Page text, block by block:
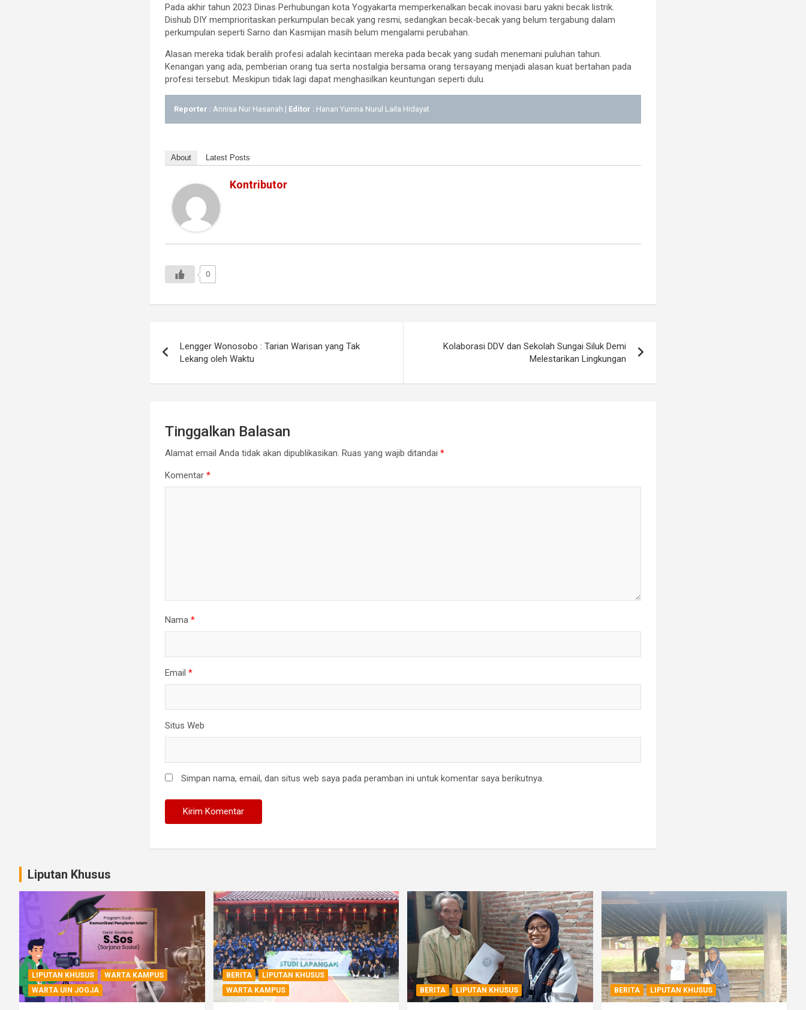
Pada akhir tahun 2023 Dinas Perhubungan kota Yogyakarta memperkenalkan becak inovasi baru yakni becak listrik.
Dishub DIY memprioritaskan perkumpulan becak yang resmi, sedangkan becak-becak yang belum tergabung dalam
perkumpulan seperti Sarno dan Kasmijan masih belum mengalami perubahan.
Alasan mereka tidak beralih profesi adalah kecintaan mereka pada becak yang sudah menemani puluhan tahun.
Kenangan yang ada, pemberian orang tua serta nostalgia bersama orang tersayang menjadi alasan kuat bertahan pada
profesi tersebut. Meskipun tidak lagi dapat menghasilkan keuntungan seperti dulu.
Reporter : Annisa Nur Hasanah | Editor : Hanan Yumna Nurul Laila Hidayat
About Latest Posts
Kontributor
0
pos
Lengger Wonosobo : Tarian Warisan yang Tak
Lekang oleh Waktu
Kolaborasi DDV dan Sekolah Sungai Siluk Demi
Melestarikan Lingkungan
Tinggalkan Balasan
Alamat email Anda tidak akan dipublikasikan. Ruas yang wajib ditandai*
Komentar*
Nama*
Email*
Situs Web
Simpan nama, email, dan situs web saya pada peramban ini untuk komentar saya berikutnya.
Liputan Khusus
LIPUTAN KHUSUS
WARTA KAMPUS
WARTA UIN JOGJA
BERITA
LIPUTAN KHUSUS
WARTA KAMPUS
BERITA LIPUTAN KHUSUS BERITA LIPUTAN KHUSUS